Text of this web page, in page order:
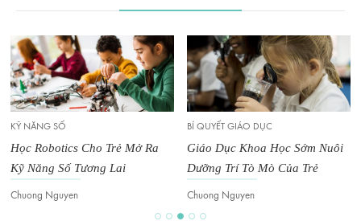
KỸ NĂNG SỐ
Học Robotics Cho Trẻ Mở Ra
Kỹ Năng Số Tương Lai
Chuong Nguyen
BÍ QUYẾT GIÁO DỤC
Giáo Dục Khoa Học Sớm Nuôi
Dưỡng Trí Tò Mò Của Trẻ
Chuong Nguyen